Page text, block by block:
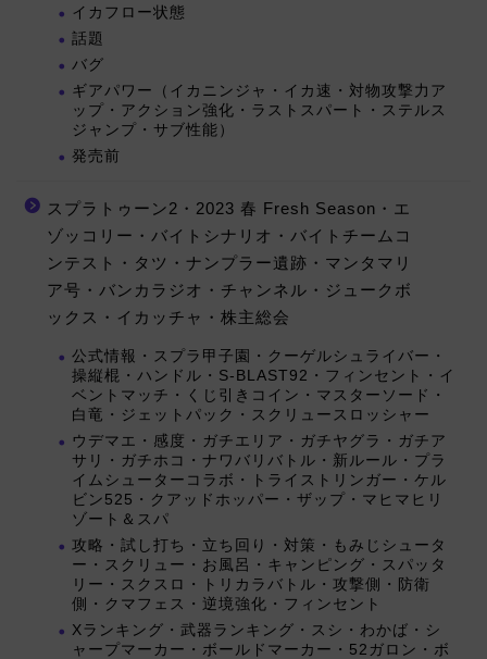
イカフロー状態
話題
バグ
ギアパワー（イカニンジャ・イカ速・対物攻撃力ア
ップ・アクション強化・ラストスパート・ステルス
ジャンプ・サブ性能）
発売前
スプラトゥーン2・2023 春 Fresh Season・エ
ゾッコリー・バイトシナリオ・バイトチームコ
ンテスト・タツ・ナンプラー遺跡・マンタマリ
ア号・バンカラジオ・チャンネル・ジュークボ
ックス・イカッチャ・株主総会
公式情報・スプラ甲子園・クーゲルシュライバー・
操縦棍・ハンドル・S-BLAST92・フィンセント・イ
ベントマッチ・くじ引きコイン・マスターソード・
白竜・ジェットパック・スクリュースロッシャー
ウデマエ・感度・ガチエリア・ガチヤグラ・ガチア
サリ・ガチホコ・ナワバリバトル・新ルール・プラ
イムシューターコラボ・トライストリンガー・ケル
ビン525・クアッドホッパー・ザップ・マヒマヒリ
ゾート＆スパ
攻略・試し打ち・立ち回り・対策・もみじシュータ
ー・スクリュー・お風呂・キャンピング・スパッタ
リー・スクスロ・トリカラバトル・攻撃側・防衛
側・クマフェス・逆境強化・フィンセント
Xランキング・武器ランキング・スシ・わかば・シ
ャープマーカー・ボールドマーカー・52ガロン・ボ